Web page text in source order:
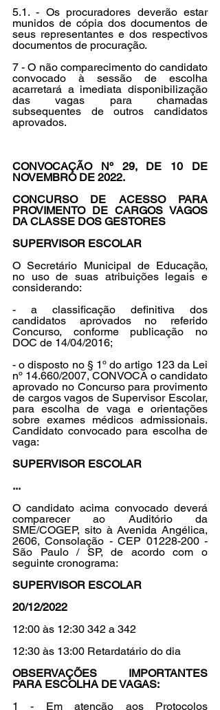
5.1. - Os procuradores deverão estar
munidos de cópia dos documentos de
seus representantes e dos respectivos
documentos de procuração.
7 - O não comparecimento do candidato
convocado à sessão de escolha
acarretará a imediata disponibilização
das vagas para chamadas
subsequentes de outros candidatos
aprovados.
CONVOCAÇÃO Nº 29, DE 10 DE
NOVEMBRO DE 2022.
CONCURSO DE ACESSO PARA
PROVIMENTO DE CARGOS VAGOS
DA CLASSE DOS GESTORES
SUPERVISOR ESCOLAR
O Secretário Municipal de Educação,
no uso de suas atribuições legais e
considerando:
- a classificação definitiva dos
candidatos aprovados no referido
Concurso, conforme publicação no
DOC de 14/04/2016;
- o disposto no § 1º do artigo 123 da Lei
nº 14.660/2007, CONVOCA o candidato
aprovado no Concurso para provimento
de cargos vagos de Supervisor Escolar,
para escolha de vaga e orientações
sobre exames médicos admissionais.
Candidato convocado para escolha de
vaga:
SUPERVISOR ESCOLAR
...
O candidato acima convocado deverá
comparecer ao Auditório da
SME/COGEP, sito à Avenida Angélica,
2606, Consolação - CEP 01228-200 -
São Paulo / SP, de acordo com o
seguinte cronograma:
SUPERVISOR ESCOLAR
20/12/2022
12:00 às 12:30 342 a 342
12:30 às 13:00 Retardatário do dia
OBSERVAÇÕES IMPORTANTES
PARA ESCOLHA DE VAGAS:
1 - Em atenção aos Protocolos